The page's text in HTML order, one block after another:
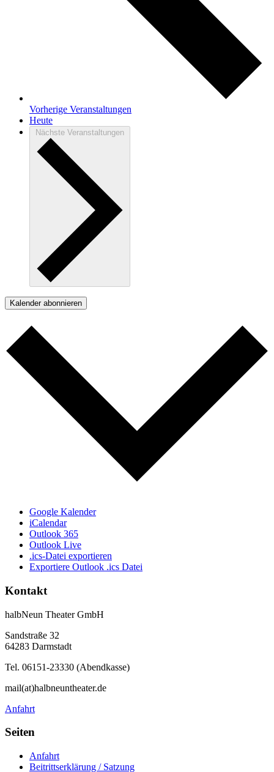
Vorherige Veranstaltungen
Heute
Nächste Veranstaltungen
Kalender abonnieren
Google Kalender
iCalendar
Outlook 365
Outlook Live
.ics-Datei exportieren
Exportiere Outlook .ics Datei
Kontakt
halbNeun Theater GmbH
Sandstraße 32
64283 Darmstadt
Tel. 06151-23330 (Abendkasse)
mail(at)halbneuntheater.de
Anfahrt
Seiten
Anfahrt
Beitrittserklärung / Satzung